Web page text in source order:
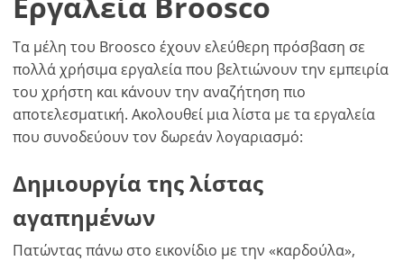
Τα μέλη του Broosco έχουν ελεύθερη πρόσβαση σε
πολλά χρήσιμα εργαλεία που βελτιώνουν την εμπειρία
του χρήστη και κάνουν την αναζήτηση πιο
αποτελεσματική. Ακολουθεί μια λίστα με τα εργαλεία
που συνοδεύουν τον δωρεάν λογαριασμό:
Δημιουργία της λίστας
αγαπημένων
Πατώντας πάνω στο εικονίδιο με την «καρδούλα»,